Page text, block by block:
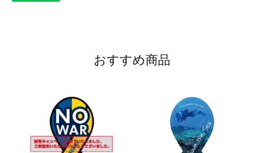
おすすめ商品